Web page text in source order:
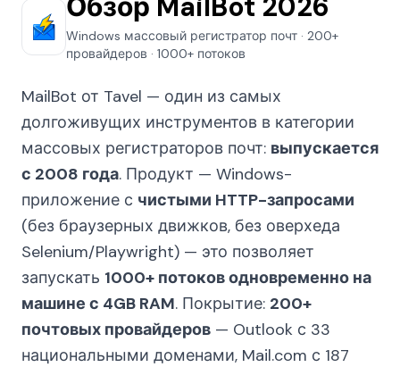
Windows массовый регистратор почт · 200+
провайдеров · 1000+ потоков
MailBot от Tavel — один из самых
долгоживущих инструментов в категории
массовых регистраторов почт: выпускается
с 2008 года. Продукт — Windows-
приложение с чистыми HTTP-запросами
(без браузерных движков, без оверхеда
Selenium/Playwright) — это позволяет
запускать 1000+ потоков одновременно на
машине с 4GB RAM. Покрытие: 200+
почтовых провайдеров — Outlook с 33
национальными доменами, Mail.com с 187